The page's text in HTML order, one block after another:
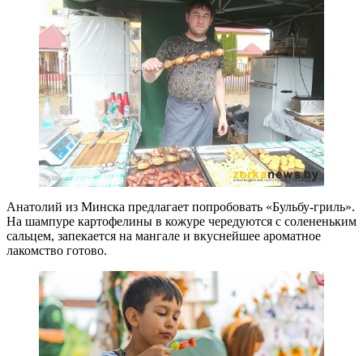
Анатолий из Минска предлагает попробовать «Бульбу-гриль».
На шампуре картофелины в кожуре чередуются с солененьким
сальцем, запекается на мангале и вкуснейшее ароматное
лакомство готово.